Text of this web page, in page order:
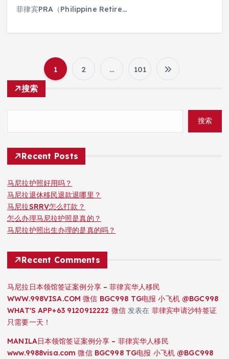
菲律宾PRA（Philippine Retire…
文
章
分
1 2 … 101
搜索
搜索
Recent Posts
马尼拉护照好用吗？
马尼拉退休移民退款退哪里？
马尼拉SRRV怎么打款？
怎么办理马尼拉护照是真的？
马尼拉护照出生办理的是真的吗？
Recent Comments
马尼拉日本领馆签证案例分享 – 菲律宾华人移民
WWW.998VISA.COM 微信 BGC998 TG电报 小飞机 @BGC998
WHAT'S APP+63 9120912222 微信发表在 菲律宾申请沙特签证
只需要一天！
MANILA日本领馆签证案例分享 – 菲律宾华人移民
www.9988visa.com 微信 BGC998 TG电报 小飞机 @BGC998